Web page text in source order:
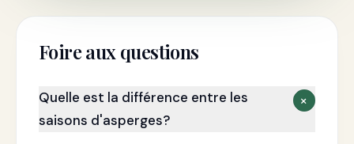
Foire aux questions
Quelle est la différence entre les
saisons d'asperges?
+